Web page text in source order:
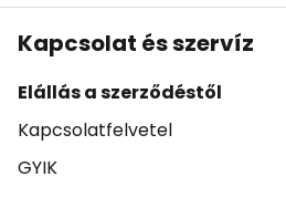
Kapcsolat és szervíz
Elállás a szerződéstől
Kapcsolatfelvetel
GYIK